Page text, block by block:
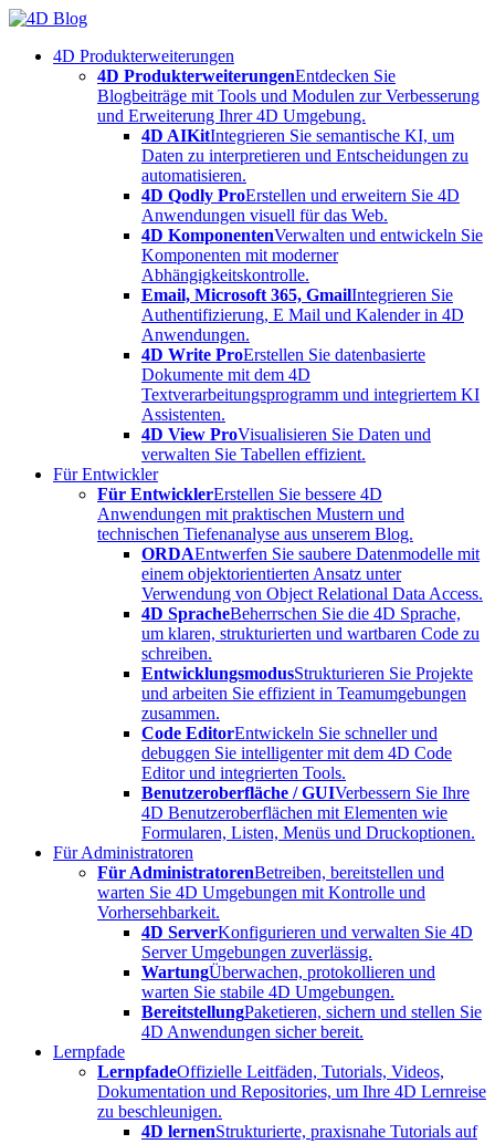
Skip
content4D Produkterweiterungen
4D ProdukterweiterungenEntdecken Sie
Blogbeiträge mit Tools und Modulen zur Verbesserung
und Erweiterung Ihrer 4D Umgebung.
4D AIKitIntegrieren Sie semantische KI, um
Daten zu interpretieren und Entscheidungen zu
automatisieren.
4D Qodly ProErstellen und erweitern Sie 4D
Anwendungen visuell für das Web.
4D KomponentenVerwalten und entwickeln Sie
Komponenten mit moderner
Abhängigkeitskontrolle.
Email, Microsoft 365, GmailIntegrieren Sie
Authentifizierung, E Mail und Kalender in 4D
Anwendungen.
4D Write ProErstellen Sie datenbasierte
Dokumente mit dem 4D
Textverarbeitungsprogramm und integriertem KI
Assistenten.
4D View ProVisualisieren Sie Daten und
verwalten Sie Tabellen effizient.
Für Entwickler
Für EntwicklerErstellen Sie bessere 4D
Anwendungen mit praktischen Mustern und
technischen Tiefenanalyse aus unserem Blog.
ORDAEntwerfen Sie saubere Datenmodelle mit
einem objektorientierten Ansatz unter
Verwendung von Object Relational Data Access.
4D SpracheBeherrschen Sie die 4D Sprache,
um klaren, strukturierten und wartbaren Code zu
schreiben.
EntwicklungsmodusStrukturieren Sie Projekte
und arbeiten Sie effizient in Teamumgebungen
zusammen.
Code EditorEntwickeln Sie schneller und
debuggen Sie intelligenter mit dem 4D Code
Editor und integrierten Tools.
Benutzeroberfläche / GUIVerbessern Sie Ihre
4D Benutzeroberflächen mit Elementen wie
Formularen, Listen, Menüs und Druckoptionen.
Für Administratoren
Für AdministratorenBetreiben, bereitstellen und
warten Sie 4D Umgebungen mit Kontrolle und
Vorhersehbarkeit.
4D ServerKonfigurieren und verwalten Sie 4D
Server Umgebungen zuverlässig.
WartungÜberwachen, protokollieren und
warten Sie stabile 4D Umgebungen.
BereitstellungPaketieren, sichern und stellen Sie
4D Anwendungen sicher bereit.
Lernpfade
LernpfadeOffizielle Leitfäden, Tutorials, Videos,
Dokumentation und Repositories, um Ihre 4D Lernreise
zu beschleunigen.
4D lernenStrukturierte, praxisnahe Tutorials auf